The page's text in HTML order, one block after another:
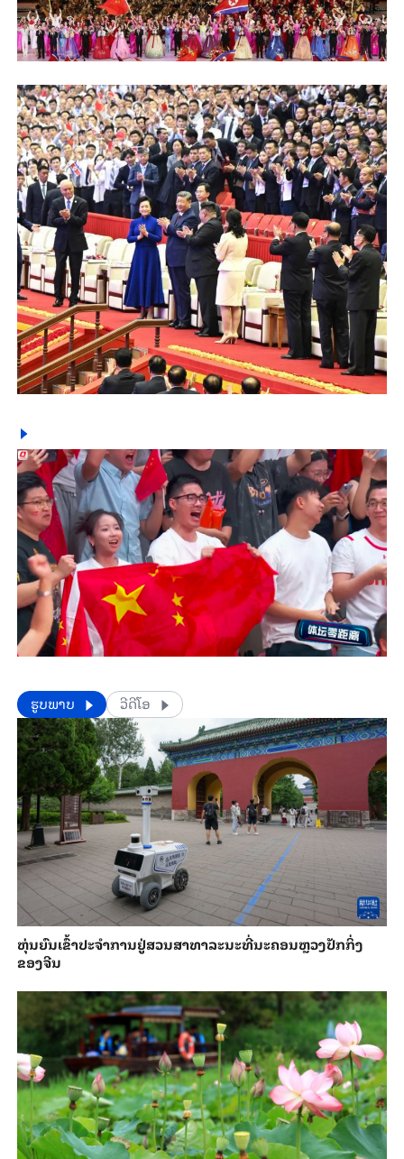
​​ຮູບພາບ ວີດີໂອ
​ຫຸ່ນ​ຍົນ​ເຂົ້າ​ປະ​ຈຳ​ການ​ຢູ່​ສວນ​ສາ​ທາ​ລະ​ນະ​ທີ່​ນະ​ຄອນຫຼວງ​ປັກ​ກິ່ງ​
ຂອງ​ຈີນ